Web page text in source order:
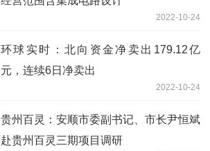
2022-10-24
环球实时：北向资金净卖出179.12亿
元，连续6日净卖出
2022-10-24
贵州百灵：安顺市委副书记、市长尹恒斌
赴贵州百灵三期项目调研